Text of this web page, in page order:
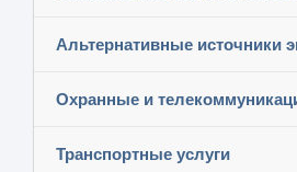
Альтернативные источники
Охранные и
Транспортные услуги